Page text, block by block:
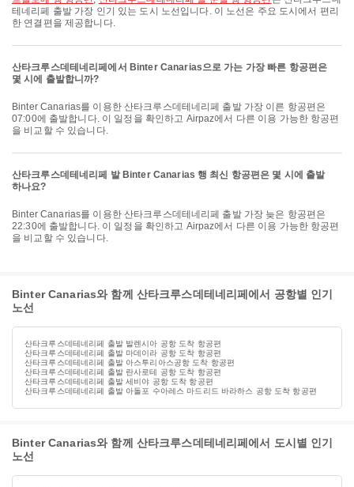
테네리페 출발 가장 인기 있는 도시 노선입니다. 이 노선은 주요 도시에서 편리
한 연결편을 제공합니다.
산타크루스데테네리페에서 Binter Canarias으로 가는 가장 빠른 항공편은
몇 시에 출발합니까?
Binter Canarias를 이용한 산타크루스데테네리페 출발 가장 이른 항공편은
07:00에 출발합니다. 이 일정을 확인하고 Airpaz에서 다른 이용 가능한 항공편
을 비교할 수 있습니다.
산타크루스데테네리페 발 Binter Canarias 행 최신 항공편은 몇 시에 출발
하나요?
Binter Canarias를 이용한 산타크루스데테네리페 출발 가장 늦은 항공편은
22:30에 출발합니다. 이 일정을 확인하고 Airpaz에서 다른 이용 가능한 항공편
을 비교할 수 있습니다.
Binter Canarias와 함께 산타크루스데테네리페에서 공항별 인기
노선
산타크루스데테네리페 출발 발렌시아 공항 도착 항공편
산타크루스데테네리페 출발 마데이라 공항 도착 항공편
산타크루스데테네리페 출발 아스투리아스공항 도착 항공편
산타크루스데테네리페 출발 란사로테 공항 도착 항공편
산타크루스데테네리페 출발 세비야 공항 도착 항공편
산타크루스데테네리페 출발 아돌포 수아레스 마드리드 바라하스 공항 도착 항공편
Binter Canarias와 함께 산타크루스데테네리페에서 도시별 인기
노선